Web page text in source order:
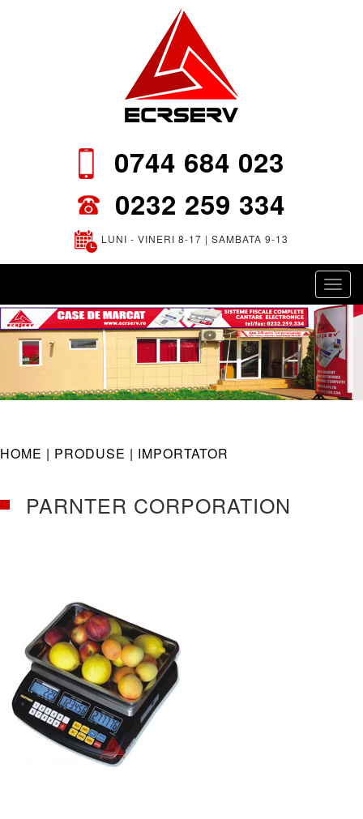
0744 684 023
0232 259 334
LUNI - VINERI 8-17 | SAMBATA 9-13
HOME | PRODUSE | IMPORTATOR
PARNTER CORPORATION